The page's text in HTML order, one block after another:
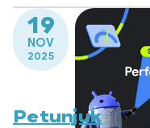
19
NOV
2025
Petunjuk